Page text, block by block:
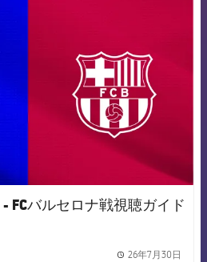
FCバルセロナ戦視聴ガイド
26年7月30日